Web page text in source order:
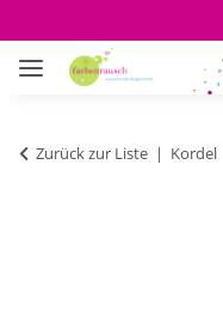
Zurück zur Liste Kordel